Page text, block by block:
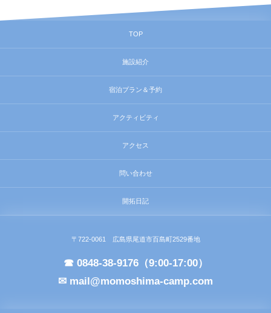
TOP
施設紹介
宿泊プラン＆予約
アクティビティ
アクセス
問い合わせ
開拓日記
〒722-0061 広島県尾道市百島町2529番地
☎ 0848-38-9176（9:00-17:00）
✉ mail@momoshima-camp.com